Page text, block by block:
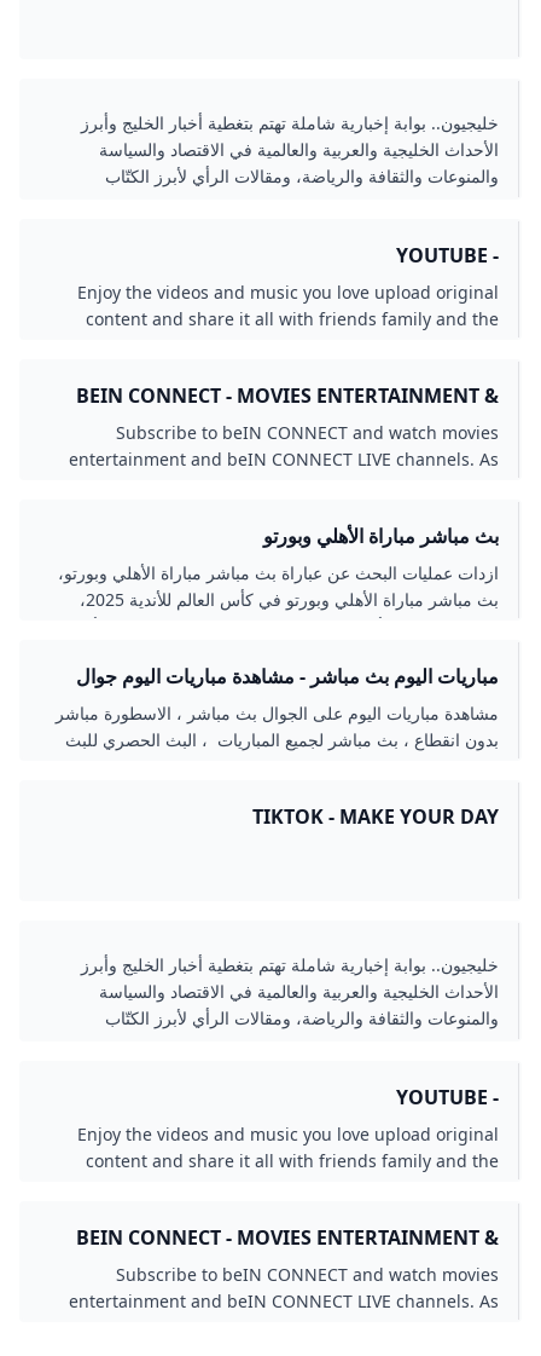
خليجيون.. بوابة إخبارية شاملة تهتم بتغطية أخبار الخليج وأبرز
الأحداث الخليجية والعربية والعالمية في الاقتصاد والسياسة
والمنوعات والثقافة والرياضة، ومقالات الرأي لأبرز الكتّاب
- YOUTUBE
Enjoy the videos and music you love upload original
content and share it all with friends family and the
BEIN CONNECT - MOVIES ENTERTAINMENT &
BEIN SPORTS CONNECT LIVE STREAM
Subscribe to beIN CONNECT and watch movies
entertainment and beIN CONNECT LIVE channels. As
بث مباشر مباراة الأهلي وبورتو
ازدات عمليات البحث عن عباراة بث مباشر مباراة الأهلي وبورتو،
بث مباشر مباراة الأهلي وبورتو في كأس العالم للأندية 2025،
مشاهدة مباراة الأهلي بث مباشر، القنوات الناقلة لمباراة الأهلي
المصري وبورتو البرتغالي في ختام دور المجموعات من بطولة
كأس العالم للأندية 2025.
مباريات اليوم بث مباشر - مشاهدة مباريات اليوم جوال
بدون تقطيع - الاسطورة لبث المباريات LIVEHD7
مشاهدة مباريات اليوم على الجوال بث مباشر ، الاسطورة مباشر
بدون انقطاع ، بث مباشر لجميع المباريات ، البث الحصري للبث
TIKTOK - MAKE YOUR DAY
خليجيون.. بوابة إخبارية شاملة تهتم بتغطية أخبار الخليج وأبرز
الأحداث الخليجية والعربية والعالمية في الاقتصاد والسياسة
والمنوعات والثقافة والرياضة، ومقالات الرأي لأبرز الكتّاب
- YOUTUBE
Enjoy the videos and music you love upload original
content and share it all with friends family and the
BEIN CONNECT - MOVIES ENTERTAINMENT &
BEIN SPORTS CONNECT LIVE STREAM
Subscribe to beIN CONNECT and watch movies
entertainment and beIN CONNECT LIVE channels. As